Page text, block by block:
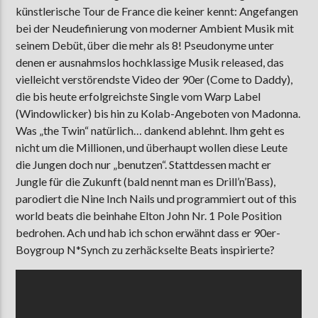
künstlerische Tour de France die keiner kennt: Angefangen
bei der Neudefinierung von moderner Ambient Musik mit
seinem Debüt, über die mehr als 8! Pseudonyme unter
denen er ausnahmslos hochklassige Musik released, das
vielleicht verstörendste Video der 90er (Come to Daddy),
die bis heute erfolgreichste Single vom Warp Label
(Windowlicker) bis hin zu Kolab-Angeboten von Madonna.
Was „the Twin“ natürlich… dankend ablehnt. Ihm geht es
nicht um die Millionen, und überhaupt wollen diese Leute
die Jungen doch nur „benutzen“. Stattdessen macht er
Jungle für die Zukunft (bald nennt man es Drill’n’Bass),
parodiert die Nine Inch Nails und programmiert out of this
world beats die beinhahe Elton John Nr. 1 Pole Position
bedrohen. Ach und hab ich schon erwähnt dass er 90er-
Boygroup N*Synch zu zerhäckselte Beats inspirierte?